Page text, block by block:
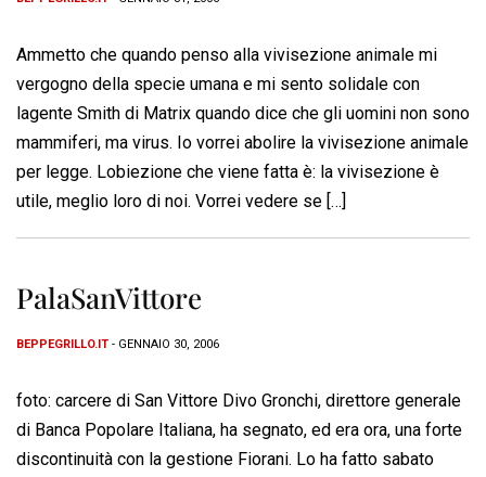
Ammetto che quando penso alla vivisezione animale mi
vergogno della specie umana e mi sento solidale con
lagente Smith di Matrix quando dice che gli uomini non sono
mammiferi, ma virus. Io vorrei abolire la vivisezione animale
per legge. Lobiezione che viene fatta è: la vivisezione è
utile, meglio loro di noi. Vorrei vedere se […]
PalaSanVittore
BEPPEGRILLO.IT - GENNAIO 30, 2006
foto: carcere di San Vittore Divo Gronchi, direttore generale
di Banca Popolare Italiana, ha segnato, ed era ora, una forte
discontinuità con la gestione Fiorani. Lo ha fatto sabato